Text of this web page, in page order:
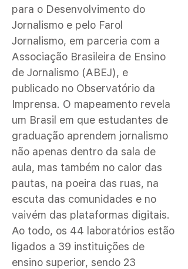
para o Desenvolvimento do
Jornalismo e pelo Farol
Jornalismo, em parceria com a
Associação Brasileira de Ensino
de Jornalismo (ABEJ), e
publicado no Observatório da
Imprensa. O mapeamento revela
um Brasil em que estudantes de
graduação aprendem jornalismo
não apenas dentro da sala de
aula, mas também no calor das
pautas, na poeira das ruas, na
escuta das comunidades e no
vaivém das plataformas digitais.
Ao todo, os 44 laboratórios estão
ligados a 39 instituições de
ensino superior, sendo 23